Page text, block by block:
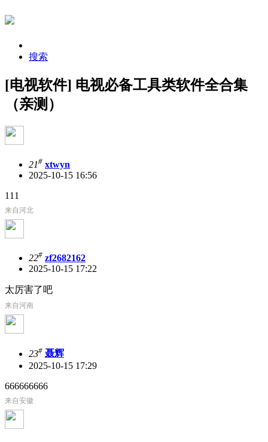
搜索
[电视软件] 电视必备工具类软件全合集
（亲测）
21# xtwyn
2025-10-15 16:56
111
来自河北
22# zf2682162
2025-10-15 17:22
太厉害了吧
来自河南
23# 聂辉
2025-10-15 17:29
666666666
来自安徽